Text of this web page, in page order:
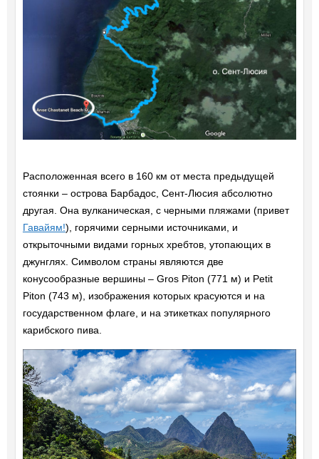
Расположенная всего в 160 км от места предыдущей
стоянки – острова Барбадос, Сент-Люсия абсолютно
другая. Она вулканическая, с черными пляжами (привет
Гавайям!), горячими серными источниками, и
открыточными видами горных хребтов, утопающих в
джунглях. Символом страны являются две
конусообразные вершины – Gros Piton (771 м) и Petit
Piton (743 м), изображения которых красуются и на
государственном флаге, и на этикетках популярного
карибского пива.